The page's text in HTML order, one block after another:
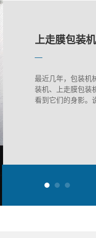
徐州蔬菜包
上走膜包装
最近几年，包装机
装机、上走膜包装
看到它们的身影。
下走膜枕式
徐州蔬菜包
上走膜包装